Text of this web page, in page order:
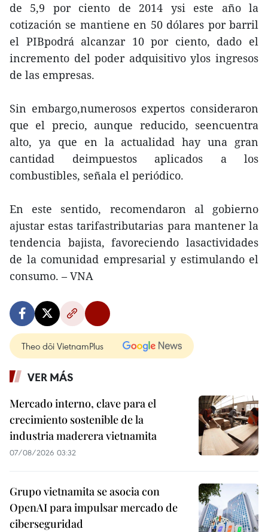
de 5,9 por ciento de 2014 ysi este año la
cotización se mantiene en 50 dólares por barril
el PIBpodrá alcanzar 10 por ciento, dado el
incremento del poder adquisitivo ylos ingresos
de las empresas.
Sin embargo,numerosos expertos consideraron
que el precio, aunque reducido, seencuentra
alto, ya que en la actualidad hay una gran
cantidad deimpuestos aplicados a los
combustibles, señala el periódico.
En este sentido, recomendaron al gobierno
ajustar estas tarifastributarias para mantener la
tendencia bajista, favoreciendo lasactividades
de la comunidad empresarial y estimulando el
consumo. – VNA
Theo dõi VietnamPlus
VER MÁS
Mercado interno, clave para el
crecimiento sostenible de la
industria maderera vietnamita
07/08/2026 03:32
Grupo vietnamita se asocia con
OpenAI para impulsar mercado de
ciberseguridad